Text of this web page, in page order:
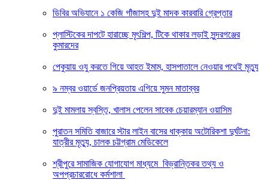
ডিবির অভিযানে ১ কেজি গাঁজাসহ দুই মাদক কারবারি গ্রেপ্তার
প্লাস্টিকের দাপটে হারাচ্ছে মৃৎশিল্প, টিকে থাকার লড়াই সুন্দরগঞ্জের
কুমারদের
পেকুয়ায় ওযু করতে গিয়ে আহত ইমাম, হাসপাতালে নেওয়ার পথেই মৃত্যু
৯ নম্বর ওয়ার্ডে জনপ্রিয়তায় এগিয়ে সুমন মাতাব্বর
দুই মামলায় স্বস্তি, খালাস পেলেন সাবেক চেয়ারম্যান ওয়াসিম
পুরাতন সমিতি বাজারে স্টার লাইন বাসের ধাক্কায় অটোরিকশা দুর্ঘটনা:
যাত্রীর মৃত্যু, চালক চট্টগ্রাম মেডিকেলে
শ্রীপুরে সামাজিক যোগাযোগ মাধ্যমে বিভ্রান্তিকর তথ্য ও
অপপ্রচাররোধে কর্মশালা